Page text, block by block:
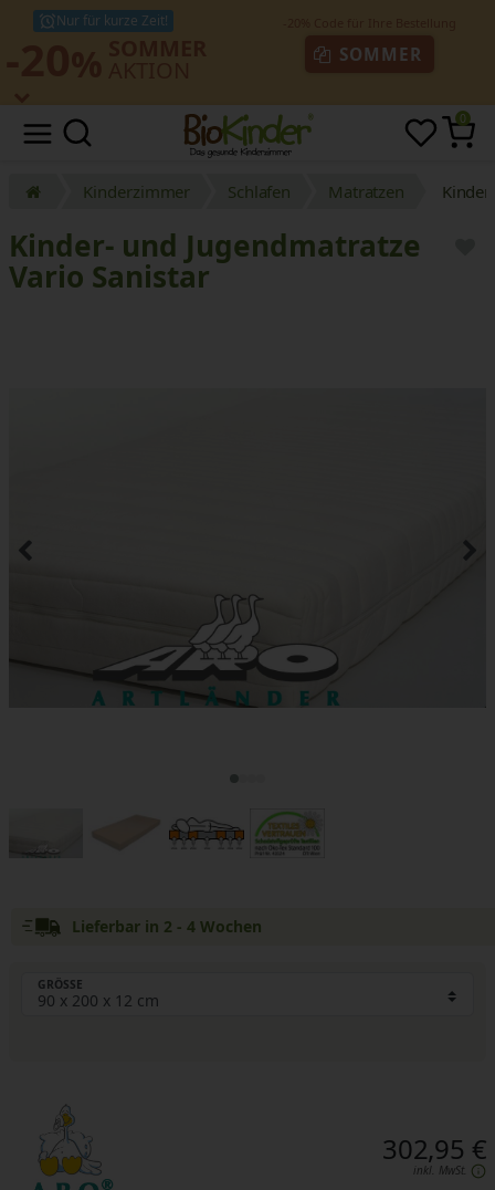
Nur für kurze Zeit!
SOMMER
0
Kinderzimmer Schlafen Matratzen
Kinder- und Jugendmatratze
Vario Sanistar
Lieferbar in 2 - 4 Wochen
GRÖSSE
302,95 €
inkl. MwSt.